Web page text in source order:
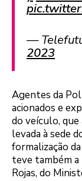
—
2023
Agentes da
acionados e
do veículo,
levada à sede
formalização
teve também
Rojas, do